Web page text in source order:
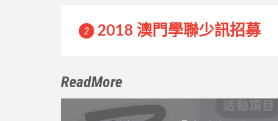
2 2018 澳門學聯少訊招募
ReadMore